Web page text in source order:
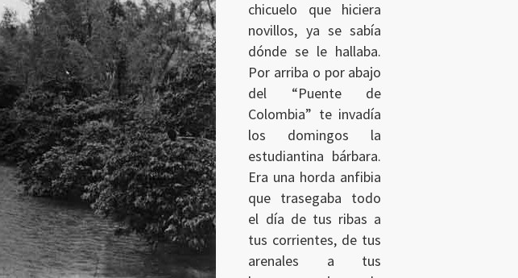
chicuelo que hiciera
novillos, ya se sabía
dónde se le hallaba.
Por arriba o por abajo
del “Puente de
Colombia” te invadía
los domingos la
estudiantina bárbara.
Era una horda anfibia
que trasegaba todo
el día de tus ribas a
tus corrientes, de tus
arenales a tus